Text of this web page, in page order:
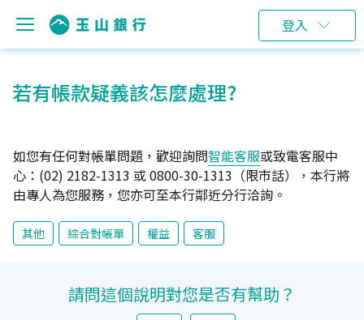
登入
若有帳款疑義該怎麼處理?
如您有任何對帳單問題，歡迎詢問智能客服或致電客服中
心：(02) 2182-1313 或 0800-30-1313（限市話），本行將
由專人為您服務，您亦可至本行鄰近分行洽詢。
其他 綜合對帳單 權益 客服
請問這個說明對您是否有幫助？